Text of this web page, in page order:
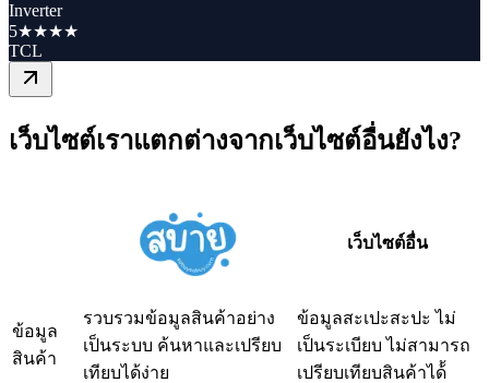
Inverter
5★★★★
TCL
เว็บไซต์เราแตกต่างจากเว็บไซต์อื่นยังไง?
เว็บไซต์อื่น
ข้อมูล
สินค้า
รวบรวมข้อมูลสินค้าอย่าง
เป็นระบบ ค้นหาและเปรียบ
เทียบได้ง่าย
ข้อมูลสะเปะสะปะ ไม่
เป็นระเบียบ ไม่สามารถ
เปรียบเทียบสินค้าได้้